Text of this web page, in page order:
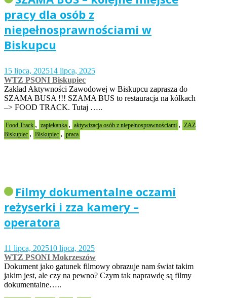
pracy dla osób z
niepełnosprawnościami w
Biskupcu
15 lipca, 202514 lipca, 2025
WTZ PSONI Biskupiec
Zakład Aktywności Zawodowej w Biskupcu zaprasza do
SZAMA BUSA !!! SZAMA BUS to restauracja na kółkach
–> FOOD TRACK. Tutaj …..
Food Track , zapiekanka , aktywizacja osób z niepełnosprawnościami ,
ZAZ
Biskupiec , Biskupiec , praca
Filmy dokumentalne oczami
reżyserki i zza kamery –
operatora
11 lipca, 202510 lipca, 2025
WTZ PSONI Mokrzeszów
Dokument jako gatunek filmowy obrazuje nam świat takim
jakim jest, ale czy na pewno? Czym tak naprawdę są filmy
dokumentalne…..